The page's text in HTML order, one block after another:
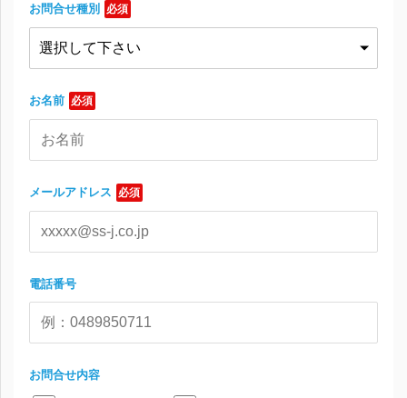
お問合せ種別 必須
お名前 必須
メールアドレス 必須
電話番号
お問合せ内容